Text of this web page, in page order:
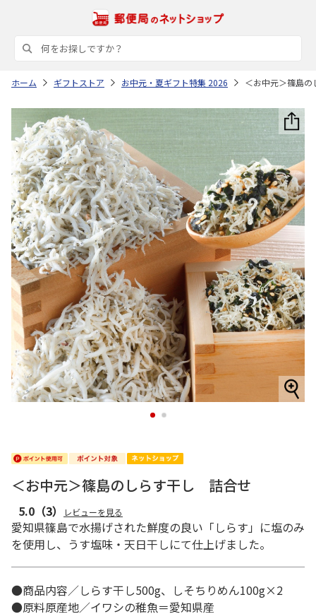
ホーム ギフトストア お中元・夏ギフト特集 2026 ＜お中元＞篠島
1 2
＜お中元＞篠島のしらす干し 詰合せ
5.0 （3） レビューを見る
愛知県篠島で水揚げされた鮮度の良い「しらす」に塩のみ
を使用し、うす塩味・天日干しにて仕上げました。
●商品内容／しらす干し500g、しそちりめん100g×2
●原料原産地／イワシの稚魚＝愛知県産